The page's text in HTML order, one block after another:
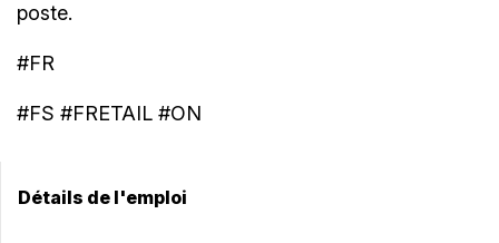
poste.
#FR
#FS #FRETAIL #ON
Détails de l'emploi